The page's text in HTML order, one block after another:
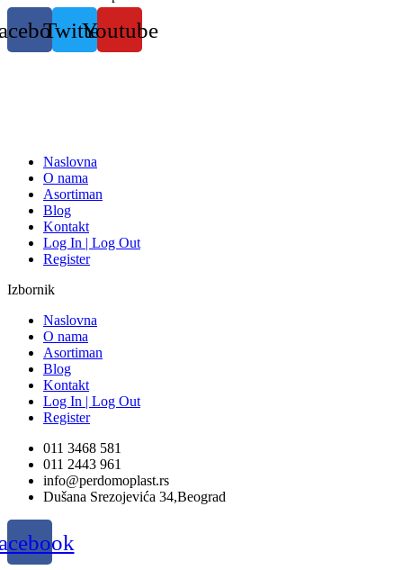
Skočite
na
sadržaj
TwitterYoutube
Naslovna
O nama
Asortiman
Blog
Kontakt
Log In | Log Out
Register
Izbornik
Naslovna
O nama
Asortiman
Blog
Kontakt
Log In | Log Out
Register
011 3468 581
011 2443 961
info@perdomoplast.rs
Dušana Srezojevića 34,Beograd